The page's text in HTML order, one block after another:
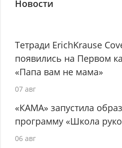
Новости
Тетради ErichKrause
появились на Первом
«Папа вам не мама»
07 авг
«КАМА» запустила
программу «Школа
06 авг